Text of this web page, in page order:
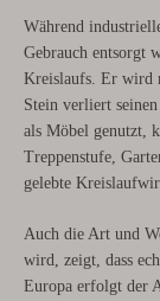
Während
Gebrauch entsorgt
Kreislaufs. Er wird
Stein verliert
als Möbel genutzt,
Treppenstufe,
gelebte
Auch die Art und
wird, zeigt, dass
Europa erfolgt der